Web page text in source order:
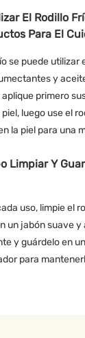
El Rodillo
Para El
se puede utilizar
y
primero
luego use el
la piel para una
Limpiar Y
uso, limpie el
un jabón suave y
y guárdelo en
para